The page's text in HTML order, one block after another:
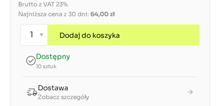
Brutto z VAT 23%
Najniższa cena z 30 dni: 64,00 zł
Dodaj do koszyka
Dostępny
10 sztuk
Dostawa
Zobacz szczegóły